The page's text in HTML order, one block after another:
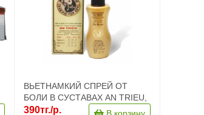
ВЬЕТНАМКИЙ СПРЕЙ ОТ
БОЛИ В СУСТАВАХ AN TRIEU,
100МЛ
390тг./р. В корзину